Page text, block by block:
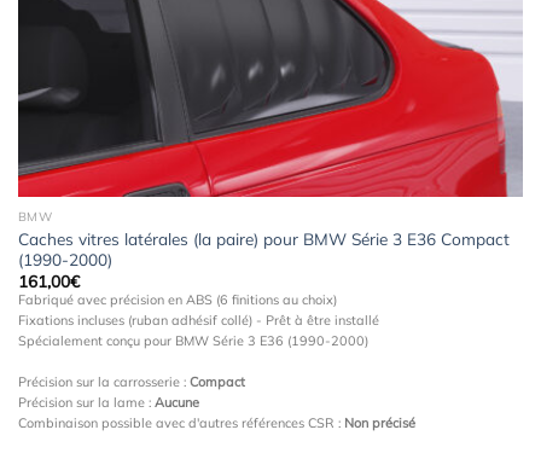
BMW
Caches vitres latérales (la paire) pour BMW Série 3 E36 Compact
(1990-2000)
161,00€
Fabriqué avec précision en ABS (6 finitions au choix)
Fixations incluses (ruban adhésif collé) - Prêt à être installé
Spécialement conçu pour BMW Série 3 E36 (1990-2000)
Précision sur la carrosserie : Compact
Précision sur la lame : Aucune
Combinaison possible avec d'autres références CSR : Non précisé